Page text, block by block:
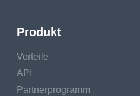
Produkt
Vorteile
API
Partnerprogramm